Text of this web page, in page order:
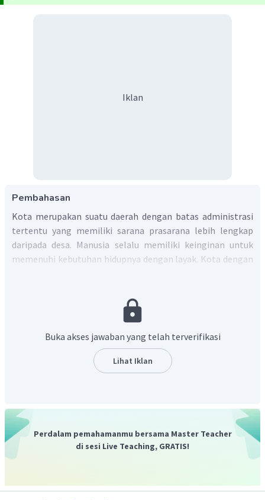
Iklan
Pembahasan
Kota merupakan suatu daerah dengan batas administrasi
tertentu yang memiliki sarana prasarana lebih lengkap
daripada desa. Manusia selalu memiliki keinginan untuk
memenuhi kebutuhan hidupnya dengan layak. Kota dengan
tarik tersendiri bagi penduduk desa untuk berpindah. Selain
itu, fasilitas dan sarana prasarana yang kurang memadai di
pindah ke kota.
Sehingga, pernyataan tersebut benar, alasannya benar,
dan saling memiliki hubungan.
Buka akses jawaban yang telah terverifikasi
Lihat Iklan
Perdalam pemahamanmu bersama Master Teacher
di sesi Live Teaching, GRATIS!